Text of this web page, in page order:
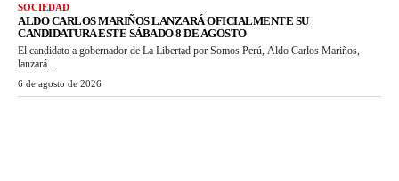
SOCIEDAD
ALDO CARLOS MARIÑOS LANZARÁ OFICIALMENTE SU
CANDIDATURA ESTE SÁBADO 8 DE AGOSTO
El candidato a gobernador de La Libertad por Somos Perú, Aldo Carlos Mariños,
lanzará...
6 de agosto de 2026